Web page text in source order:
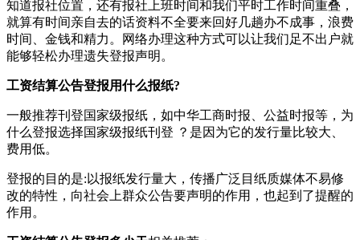
知道报社位置，还有报社上班时间和我们平时工作时间重叠，
就算有时间亲自去的话资料不全要来回好几趟办不成事，浪费
时间、金钱和精力。网络办理这种方式可以让我们足不出户就
能够轻松办理遗失登报声明。
工资结算公告登报用什么报纸?
一般推荐刊登国家级报纸，如中华工商时报、公益时报等，为
什么登报选择国家级报纸刊登 ？是因为它的发行量比较大、
费用低。
登报的目的是:以报纸发行量大，传播广泛目纸质媒体不易修
改的特性，向社会上群众公告要声明的作用，也起到了提醒的
作用。